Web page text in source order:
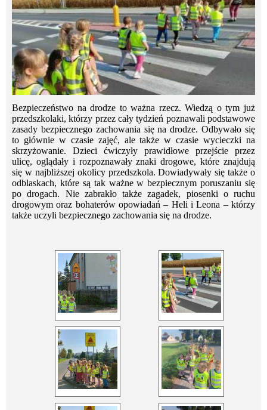
Bezpieczeństwo na drodze to ważna rzecz. Wiedzą o tym już
przedszkolaki, którzy przez cały tydzień poznawali podstawowe
zasady bezpiecznego zachowania się na drodze. Odbywało się
to głównie w czasie zajęć, ale także w czasie wycieczki na
skrzyżowanie. Dzieci ćwiczyły prawidłowe przejście przez
ulicę, oglądały i rozpoznawały znaki drogowe, które znajdują
się w najbliższej okolicy przedszkola. Dowiadywały się także o
odblaskach, które są tak ważne w bezpiecznym poruszaniu się
po drogach. Nie zabrakło także zagadek, piosenki o ruchu
drogowym oraz bohaterów opowiadań – Heli i Leona – którzy
także uczyli bezpiecznego zachowania się na drodze.